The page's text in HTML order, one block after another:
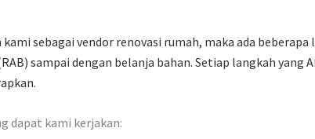
sebagai vendor renovasi rumah, maka ada
sampai dengan belanja bahan. Setiap langkah
dapat kami kerjakan: